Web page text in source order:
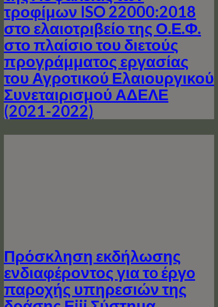
τροφίμων ISO 22000:2018
στο ελαιοτριβείο της Ο.Ε.Φ.
στο πλαίσιο του διετούς
προγράμματος εργασίας
του Αγροτικού Ελαιουργικού
Συνεταιρισμού ΑΔΕΛΕ
(2021-2022)
Πρόσκληση εκδήλωσης
ενδιαφέροντος για τo έργo
παροχής υπηρεσιών της